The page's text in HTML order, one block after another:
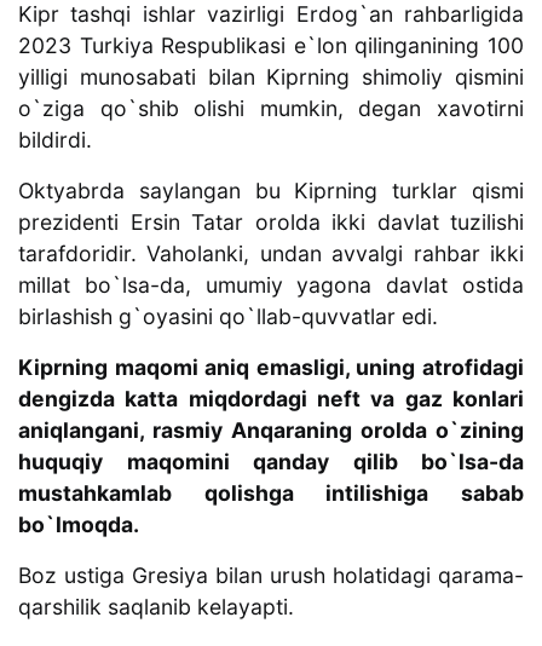
Kipr tashqi ishlar vazirligi Erdog`an rahbarligida
2023 Turkiya Respublikasi e`lon qilinganining 100
yilligi munosabati bilan Kiprning shimoliy qismini
o`ziga qo`shib olishi mumkin, degan xavotirni
bildirdi.
Oktyabrda saylangan bu Kiprning turklar qismi
prezidenti Ersin Tatar orolda ikki davlat tuzilishi
tarafdoridir. Vaholanki, undan avvalgi rahbar ikki
millat bo`lsa-da, umumiy yagona davlat ostida
birlashish g`oyasini qo`llab-quvvatlar edi.
Kiprning maqomi aniq emasligi, uning atrofidagi
dengizda katta miqdordagi neft va gaz konlari
aniqlangani, rasmiy Anqaraning orolda o`zining
huquqiy maqomini qanday qilib bo`lsa-da
mustahkamlab qolishga intilishiga sabab
bo`lmoqda.
Boz ustiga Gresiya bilan urush holatidagi qarama-
qarshilik saqlanib kelayapti.